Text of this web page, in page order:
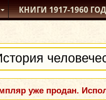
КНИГИ1917-1960
уже продан.